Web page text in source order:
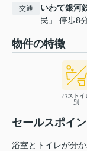
交通 いわて銀河
民」 停歩8
物件の特徴
バストイ
別
セールスポイン
浴室とトイレが分